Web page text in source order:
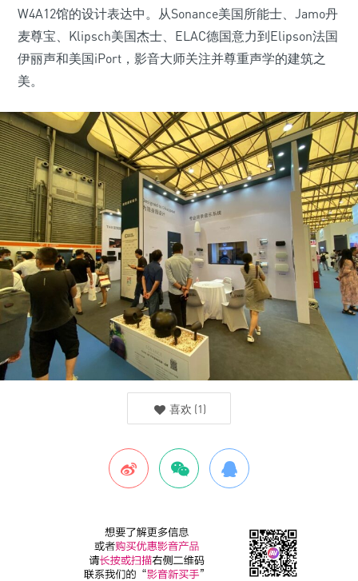
W4A12馆的设计表达中。从Sonance美国所能士、Jamo丹
麦尊宝、Klipsch美国杰士、ELAC德国意力到Elipson法国
伊丽声和美国iPort，影音大师关注并尊重声学的建筑之
美。
喜欢 (1)